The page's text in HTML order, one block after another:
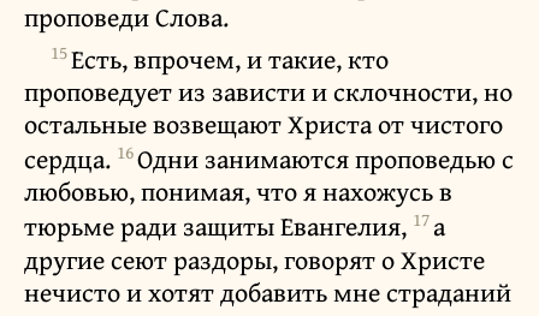
проповеди Слова.
15Есть, впрочем, и такие, кто
проповедует из зависти и склочности, но
остальные возвещают Христа от чистого
сердца. 16Одни занимаются проповедью с
любовью, понимая, что я нахожусь в
тюрьме ради защиты Евангелия, 17а
другие сеют раздоры, говорят о Христе
нечисто и хотят добавить мне страданий